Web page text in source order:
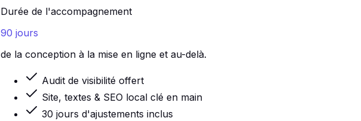
Durée de l'accompagnement
90 jours
de la conception à la mise en ligne et au-delà.
Audit de visibilité offert
Site, textes & SEO local clé en main
30 jours d'ajustements inclus